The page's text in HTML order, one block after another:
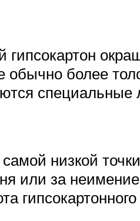
гипсокартон
обычно более
специальные
низкой
или за